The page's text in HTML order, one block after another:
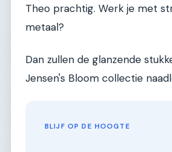
Theo prachtig. Werk je met
metaal?
Dan zullen de glanzende
Jensen's Bloom collectie
BLIJF OP DE HOOGTE